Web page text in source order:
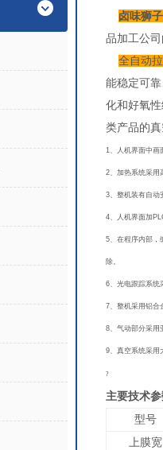
卤味狮
品加工公
全自动
能稳定可
化和好氧
类产品的
1、人机界面中画
2、加热系统采用
3、整机装有自动
4、人机界面加
5、在程序内部，
除。
6、光电跟踪系统
7、整机采用铝合
8、气动部分采用
9、真空系统采用
?
主要技术
型号
上膜宽